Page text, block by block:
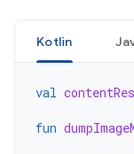
Kotlin
val
fun